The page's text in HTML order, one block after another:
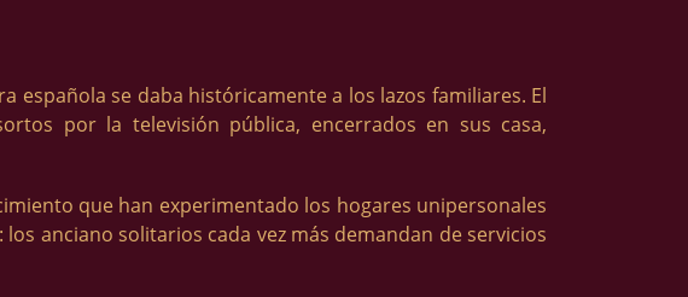
española se daba históricamente a los lazos familiares. El
por la televisión pública, encerrados en sus casa,
que han experimentado los hogares unipersonales
anciano solitarios cada vez más demandan de servicios